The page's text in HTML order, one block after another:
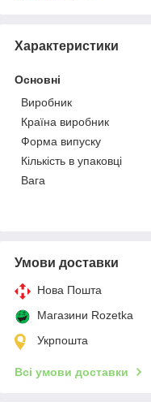
Характеристики
Основні
Виробник
Країна виробник
Форма випуску
Кількість в упаковці
Вага
Умови доставки
Нова Пошта
Магазини Rozetka
Укрпошта
Всі умови доставки